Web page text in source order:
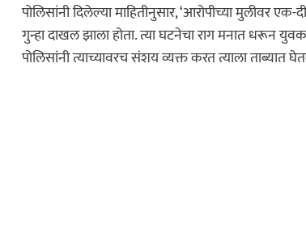
पोलिसांनी दिलेल्या माहितीनुसार, ‘आरोपीच्या मुलीवर एक-
गुन्हा दाखल झाला होता. त्या घटनेचा राग मनात धरून
पोलिसांनी त्याच्यावरच संशय व्यक्त करत त्याला ताब्यात